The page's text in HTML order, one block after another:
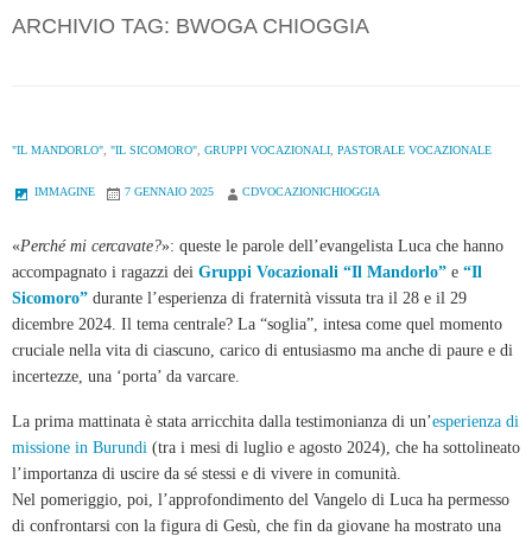
ARCHIVIO TAG: BWOGA CHIOGGIA
"IL MANDORLO" "IL SICOMORO" GRUPPI VOCAZIONALI PASTORALE VOCAZIONALE
IMMAGINE 7 GENNAIO 2025 CDVOCAZIONICHIOGGIA
«Perché mi cercavate?»: queste le parole dell’evangelista Luca che hanno
accompagnato i ragazzi dei Gruppi Vocazionali “Il Mandorlo” e “Il
Sicomoro” durante l’esperienza di fraternità vissuta tra il 28 e il 29
dicembre 2024. Il tema centrale? La “soglia”, intesa come quel momento
cruciale nella vita di ciascuno, carico di entusiasmo ma anche di paure e di
incertezze, una ‘porta’ da varcare.
La prima mattinata è stata arricchita dalla testimonianza di un’esperienza di
missione in Burundi (tra i mesi di luglio e agosto 2024), che ha sottolineato
l’importanza di uscire da sé stessi e di vivere in comunità.
Nel pomeriggio, poi, l’approfondimento del Vangelo di Luca ha permesso
di confrontarsi con la figura di Gesù, che fin da giovane ha mostrato una